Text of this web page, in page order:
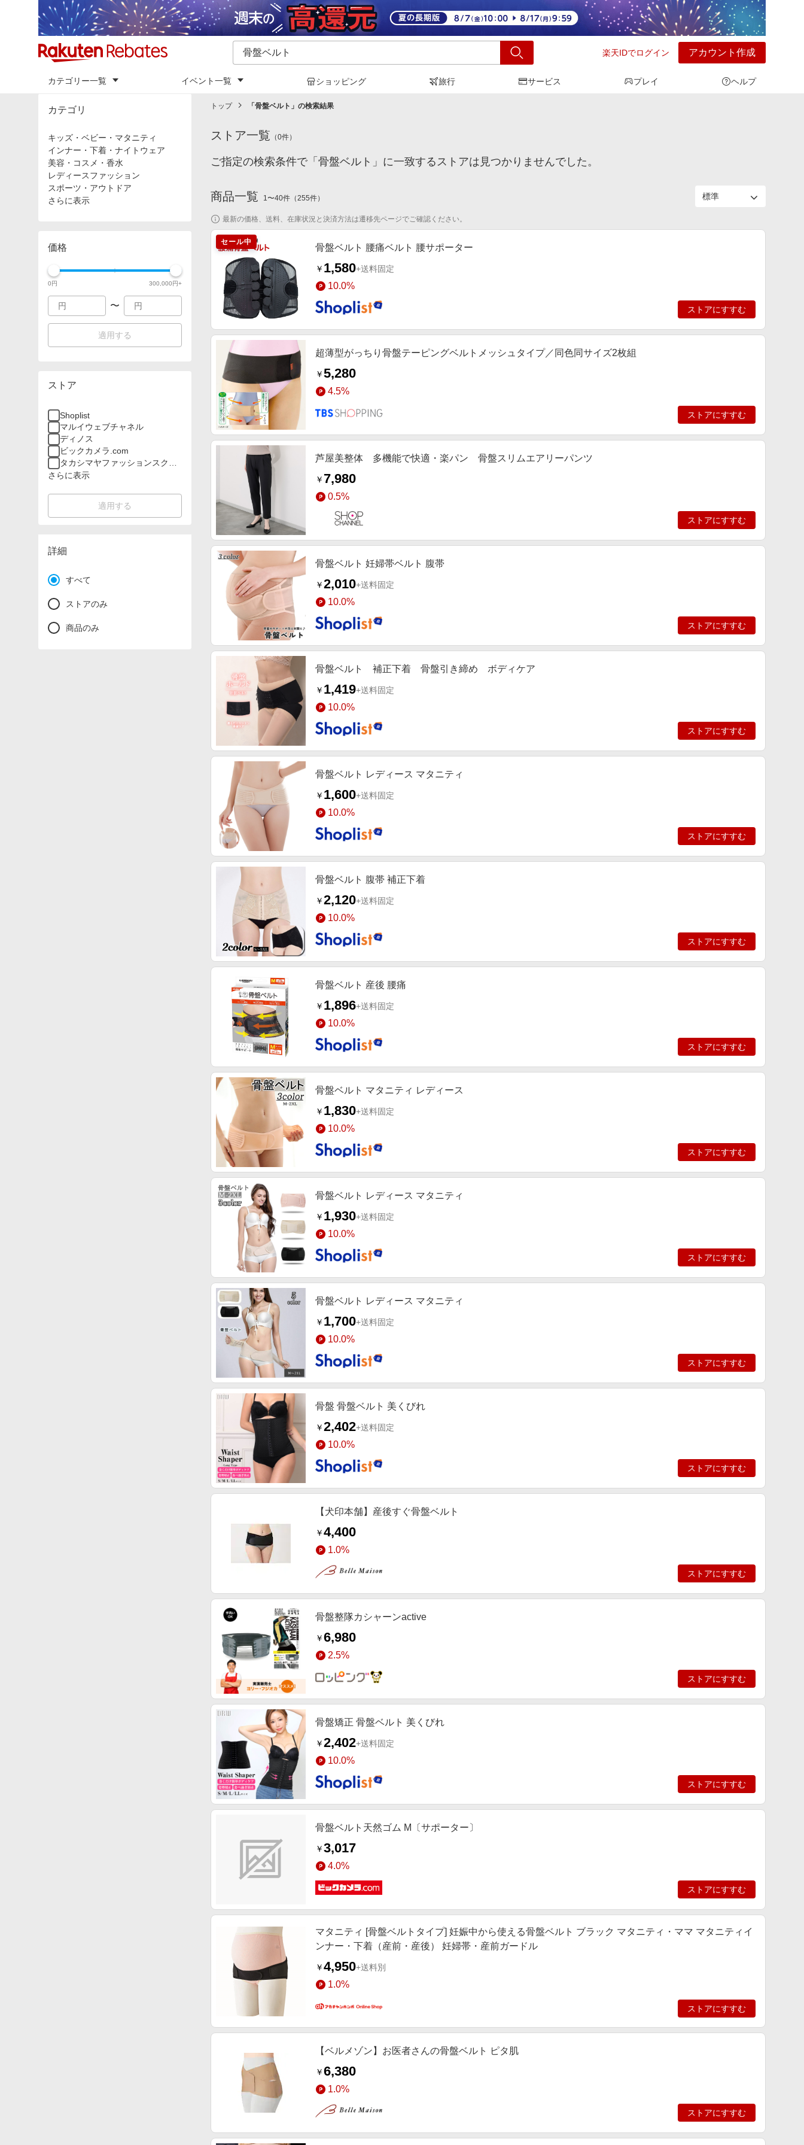
楽天IDでログイン アカウント作成
カテゴリー一覧 イベント一覧 ショッピング 旅行 サービス プレイ ヘルプ
カテゴリ
キッズ・ベビー・マタニティ
インナー・下着・ナイトウェア
美容・コスメ・香水
レディースファッション
スポーツ・アウトドア
さらに表示
価格
0円 300,000円+
〜
適用する
ストア
Shoplist
マルイウェブチャネル
ディノス
ビックカメラ.com
タカシマヤファッションスクエ
ア
さらに表示
適用する
詳細
すべて
ストアのみ
商品のみ
トップ 「 骨盤ベルト 」の検索結果
ストア一覧 （0件）
ご指定の検索条件で「骨盤ベルト」に一致するストアは見つかりませんでした。
商品一覧 1〜40件 （255件）
最新の価格、送料、在庫状況と決済方法は遷移先ページでご確認ください。
セール中
骨盤ベルト 腰痛ベルト 腰サポーター
￥ 1,580+送料固定
10.0%
ストアにすすむ
超薄型がっちり骨盤テーピングベルトメッシュタイプ／同色同サイズ2枚組
￥5,280
4.5%
ストアにすすむ
芦屋美整体 多機能で快適・楽パン 骨盤スリムエアリーパンツ
￥ 7,980
0.5%
ストアにすすむ
骨盤ベルト 妊婦帯ベルト 腹帯
￥2,010+送料固定
10.0%
ストアにすすむ
骨盤ベルト 補正下着 骨盤引き締め ボディケア
￥ 1,419+送料固定
10.0%
ストアにすすむ
骨盤ベルト レディース マタニティ
￥ 1,600+送料固定
10.0%
ストアにすすむ
骨盤ベルト 腹帯 補正下着
￥2,120+送料固定
10.0%
ストアにすすむ
骨盤ベルト 産後 腰痛
￥ 1,896+送料固定
10.0%
ストアにすすむ
骨盤ベルト マタニティ レディース
￥ 1,830+送料固定
10.0%
ストアにすすむ
骨盤ベルト レディース マタニティ
￥ 1,930+送料固定
10.0%
ストアにすすむ
骨盤ベルト レディース マタニティ
￥ 1,700+送料固定
10.0%
ストアにすすむ
骨盤 骨盤ベルト 美くびれ
￥2,402+送料固定
10.0%
ストアにすすむ
【犬印本舗】産後すぐ骨盤ベルト
￥4,400
1.0%
ストアにすすむ
骨盤整隊カシャーンactive
￥6,980
2.5%
ストアにすすむ
骨盤矯正 骨盤ベルト 美くびれ
￥2,402+送料固定
10.0%
ストアにすすむ
骨盤ベルト天然ゴム M〔サポーター〕
￥3,017
4.0%
ストアにすすむ
マタニティ [骨盤ベルトタイプ] 妊娠中から使える骨盤ベルト ブラック マタニティ・ママ マタニティイ
ンナー・下着（産前・産後） 妊婦帯・産前ガードル
￥4,950+送料別
1.0%
ストアにすすむ
【ベルメゾン】お医者さんの骨盤ベルト ピタ肌
￥6,380
1.0%
ストアにすすむ